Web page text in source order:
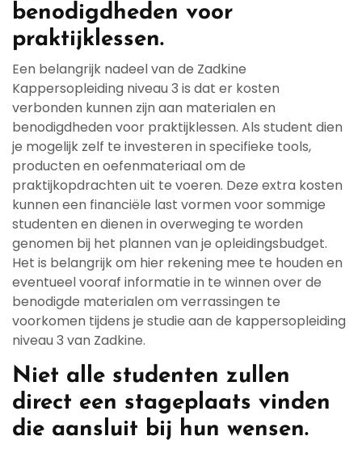
benodigdheden voor
praktijklessen.
Een belangrijk nadeel van de Zadkine
Kappersopleiding niveau 3 is dat er kosten
verbonden kunnen zijn aan materialen en
benodigdheden voor praktijklessen. Als student dien
je mogelijk zelf te investeren in specifieke tools,
producten en oefenmateriaal om de
praktijkopdrachten uit te voeren. Deze extra kosten
kunnen een financiële last vormen voor sommige
studenten en dienen in overweging te worden
genomen bij het plannen van je opleidingsbudget.
Het is belangrijk om hier rekening mee te houden en
eventueel vooraf informatie in te winnen over de
benodigde materialen om verrassingen te
voorkomen tijdens je studie aan de kappersopleiding
niveau 3 van Zadkine.
Niet alle studenten zullen
direct een stageplaats vinden
die aansluit bij hun wensen.